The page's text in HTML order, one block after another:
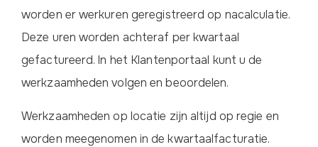
worden er werkuren geregistreerd op nacalculatie.
Deze uren worden achteraf per kwartaal
gefactureerd. In het Klantenportaal kunt u de
werkzaamheden volgen en beoordelen.
Werkzaamheden op locatie zijn altijd op regie en
worden meegenomen in de kwartaalfacturatie.